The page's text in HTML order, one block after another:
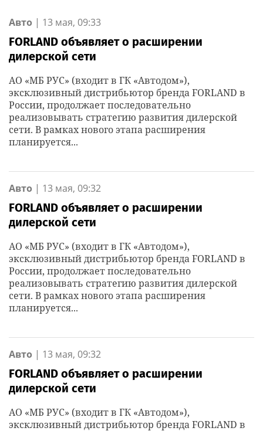
Авто | 13 мая, 09:33
FORLAND объявляет о расширении
дилерской сети
АО «МБ РУС» (входит в ГК «Автодом»),
эксклюзивный дистрибьютор бренда FORLAND в
России, продолжает последовательно
реализовывать стратегию развития дилерской
сети. В рамках нового этапа расширения
планируется...
Авто | 13 мая, 09:32
FORLAND объявляет о расширении
дилерской сети
АО «МБ РУС» (входит в ГК «Автодом»),
эксклюзивный дистрибьютор бренда FORLAND в
России, продолжает последовательно
реализовывать стратегию развития дилерской
сети. В рамках нового этапа расширения
планируется...
Авто | 13 мая, 09:32
FORLAND объявляет о расширении
дилерской сети
АО «МБ РУС» (входит в ГК «Автодом»),
эксклюзивный дистрибьютор бренда FORLAND в